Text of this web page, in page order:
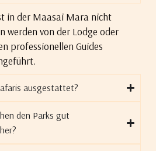
in der Maasai Mara nicht
werden von der Lodge oder
professionellen Guides
ausgestattet?
den Parks gut